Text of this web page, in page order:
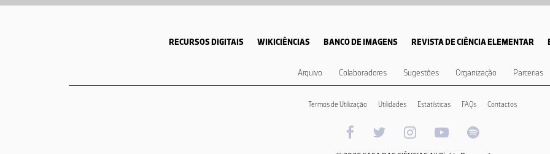
RECURSOS DIGITAIS WIKICIÊNCIAS BANCO DE IMAGENS REVISTA DE CIÊNCIA ELEMENTAR
Arquivo Colaboradores Sugestões Organização Parcerias
Termos de Utilização Utilidades Estatísticas FAQs Contactos